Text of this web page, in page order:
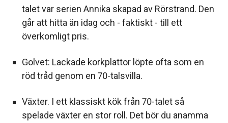
talet var serien Annika skapad av Rörstrand. Den
går att hitta än idag och - faktiskt - till ett
överkomligt pris.
Golvet: Lackade korkplattor löpte ofta som en
röd tråd genom en 70-talsvilla.
Växter. I ett klassiskt kök från 70-talet så
spelade växter en stor roll. Det bör du anamma